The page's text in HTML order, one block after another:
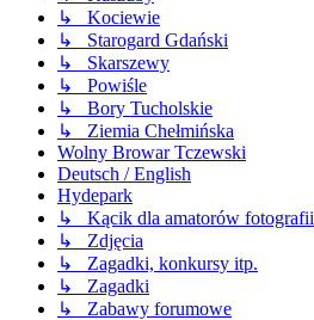
↳ Kociewie
↳ Starogard Gdański
↳ Skarszewy
↳ Powiśle
↳ Bory Tucholskie
↳ Ziemia Chełmińska
Wolny Browar Tczewski
Deutsch / English
Hydepark
↳ Kącik dla amatorów fotografii
↳ Zdjęcia
↳ Zagadki, konkursy itp.
↳ Zagadki
↳ Zabawy forumowe